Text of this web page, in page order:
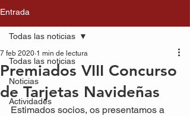
Entrada
Todas las noticias
Noticias
Actividades
Todas las noticias
Premiados VIII Concurso
de Tarjetas Navideñas
7 feb 2020 1 min de lectura
Estimados socios, os presentamos a